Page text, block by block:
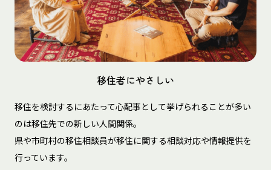
移住者にやさしい
移住を検討するにあたって心配事として挙げられることが多い
のは移住先での新しい人間関係。
県や市町村の移住相談員が移住に関する相談対応や情報提供を
行っています。